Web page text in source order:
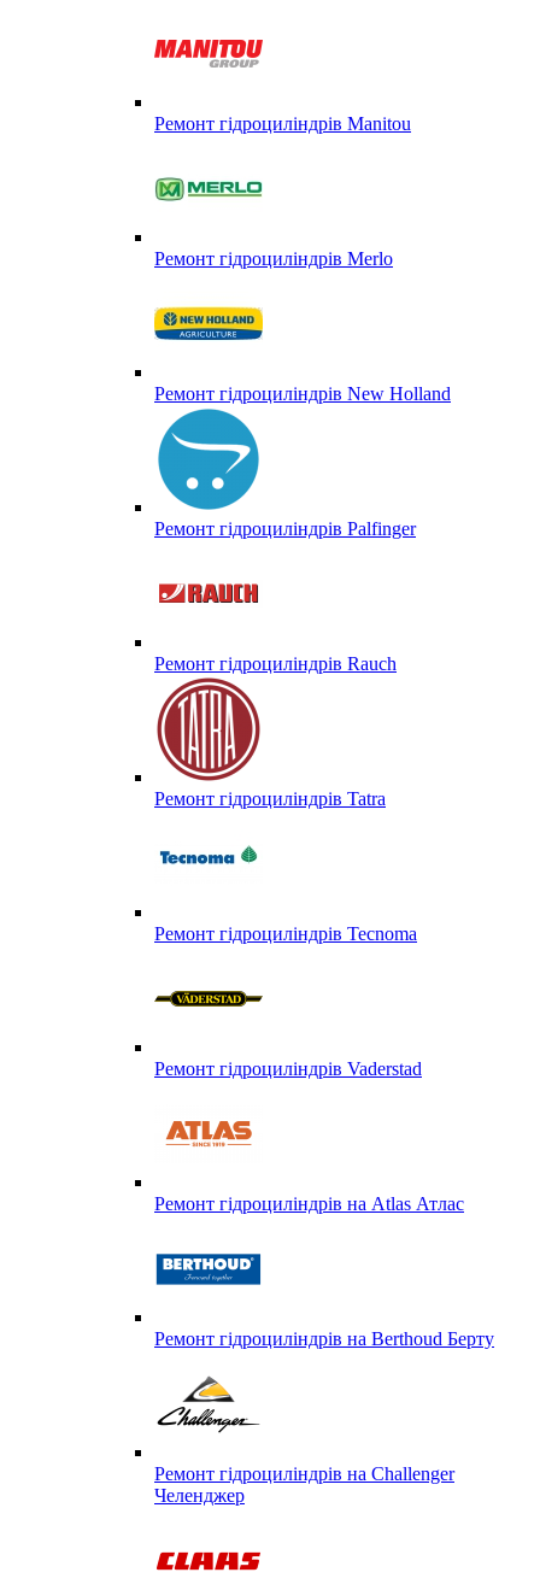
Ремонт гідроциліндрів Manitou
Ремонт гідроциліндрів Merlo
Ремонт гідроциліндрів New Holland
Ремонт гідроциліндрів Palfinger
Ремонт гідроциліндрів Rauch
Ремонт гідроциліндрів Tatra
Ремонт гідроциліндрів Tecnoma
Ремонт гідроциліндрів Vaderstad
Ремонт гідроциліндрів на Atlas Атлас
Ремонт гідроциліндрів на Berthoud Берту
Ремонт гідроциліндрів на Challenger
Челенджер